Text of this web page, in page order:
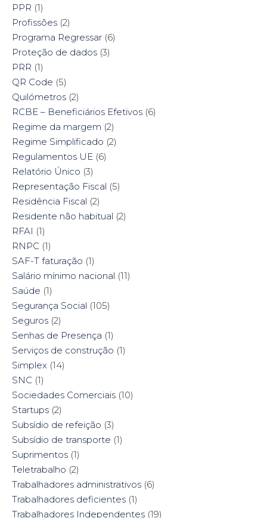
PPR (1)
Profissões (2)
Programa Regressar (6)
Proteção de dados (3)
PRR (1)
QR Code (5)
Quilómetros (2)
RCBE – Beneficiários Efetivos (6)
Regime da margem (2)
Regime Simplificado (2)
Regulamentos UE (6)
Relatório Único (3)
Representação Fiscal (5)
Residência Fiscal (2)
Residente não habitual (2)
RFAI (1)
RNPC (1)
SAF-T faturação (1)
Salário mínimo nacional (11)
Saúde (1)
Segurança Social (105)
Seguros (2)
Senhas de Presença (1)
Serviços de construção (1)
Simplex (14)
SNC (1)
Sociedades Comerciais (10)
Startups (2)
Subsídio de refeição (3)
Subsídio de transporte (1)
Suprimentos (1)
Teletrabalho (2)
Trabalhadores administrativos (6)
Trabalhadores deficientes (1)
Trabalhadores Independentes (19)